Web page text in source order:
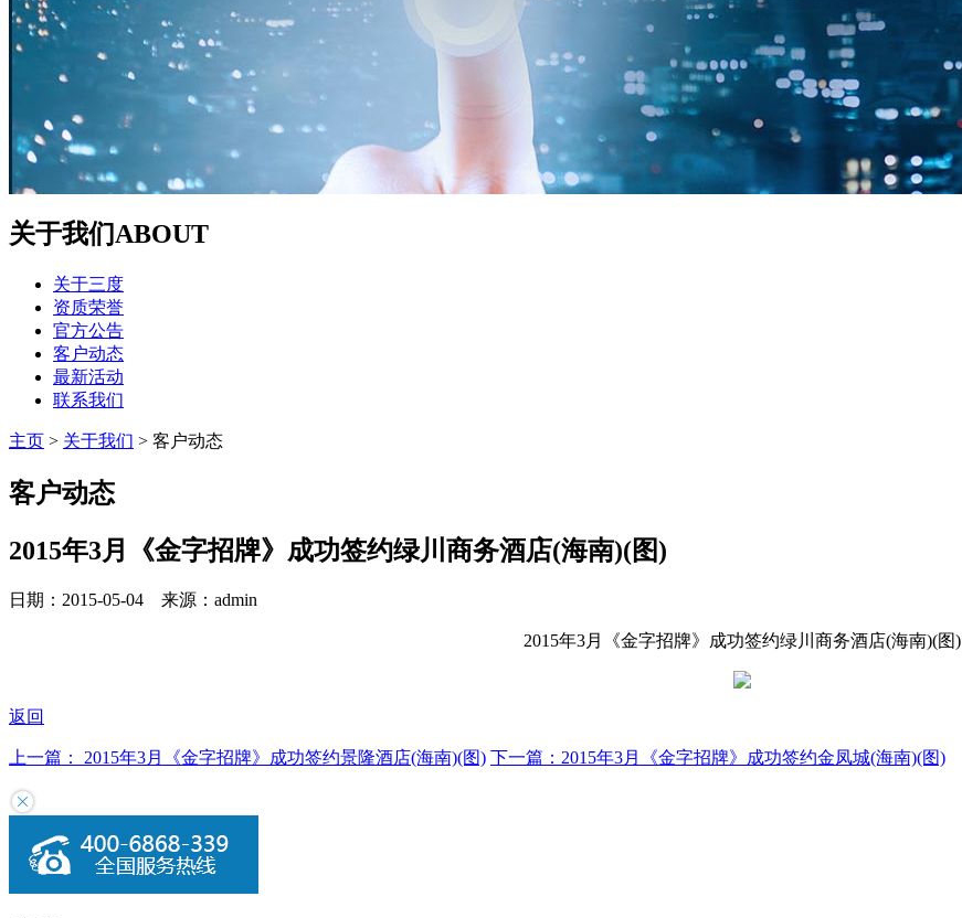
关于我们ABOUT
关于三度
资质荣誉
官方公告
客户动态
最新活动
联系我们
主页 > 关于我们 > 客户动态
客户动态
2015年3月《金字招牌》成功签约绿川商务酒店(海南)(图)
日期：2015-05-04 来源：admin
2015年3月《金字招牌》成功签约绿川商务酒店(海南)(图)
返回
上一篇： 2015年3月《金字招牌》成功签约景隆酒店(海南)(图) 下一篇： 2015年3月《金字招牌》成功签约金凤城(海南)(图)